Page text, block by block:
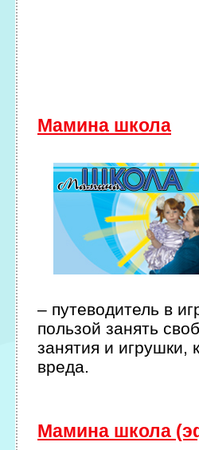
Мамина школа
– путеводитель в
пользой занять
занятия и игрушки,
вреда.
Мамина школа